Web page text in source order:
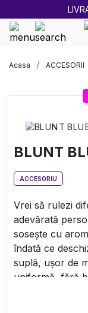
Acasa ACCESORII
BLUNT
ACCESORIU
Vrei să rulezi
adevărată
sosește cu
îndată ce
suplă, ușor de
uniformă, fără
se așază lin –